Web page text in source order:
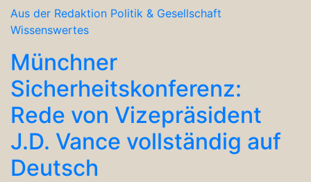
Aus der Redaktion Politik & Gesellschaft
Wissenswertes
Münchner
Sicherheitskonferenz:
Rede von Vizepräsident
J.D. Vance vollständig auf
Deutsch